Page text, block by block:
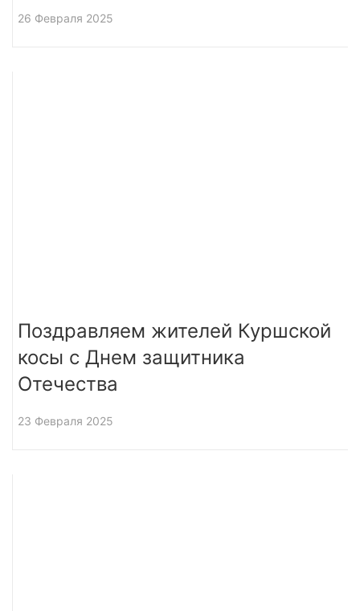
26 Февраля 2025
Поздравляем жителей Куршской
косы с Днем защитника
Отечества
23 Февраля 2025